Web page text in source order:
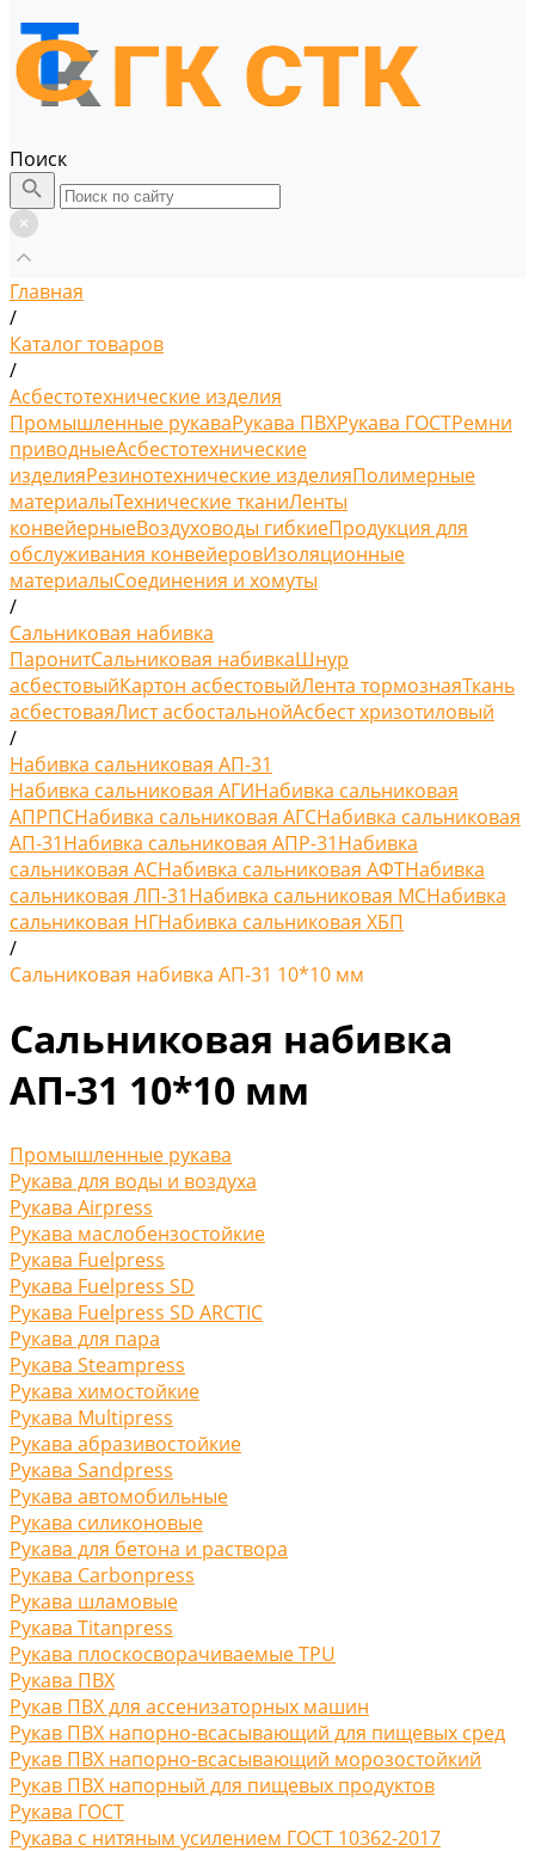
Поиск
Главная
/
Каталог товаров
/
Асбестотехнические изделия
Промышленные рукаваРукава ПВХРукава ГОСТРемни
приводныеАсбестотехнические
изделияРезинотехнические изделияПолимерные
материалыТехнические тканиЛенты
конвейерныеВоздуховоды гибкиеПродукция для
обслуживания конвейеровИзоляционные
материалыСоединения и хомуты
/
Сальниковая набивка
ПаронитСальниковая набивкаШнур
асбестовыйКартон асбестовыйЛента тормознаяТкань
асбестоваяЛист асбостальнойАсбест хризотиловый
/
Набивка сальниковая АП-31
Набивка сальниковая АГИНабивка сальниковая
АПРПСНабивка сальниковая АГСНабивка сальниковая
АП-31Набивка сальниковая АПР-31Набивка
сальниковая АСНабивка сальниковая АФТНабивка
сальниковая ЛП-31Набивка сальниковая МСНабивка
сальниковая НГНабивка сальниковая ХБП
/
Сальниковая набивка АП-31 10*10 мм
Сальниковая набивка
АП-31 10*10 мм
Промышленные рукава
Рукава для воды и воздуха
Рукава Airpress
Рукава маслобензостойкие
Рукава Fuelpress
Рукава Fuelpress SD
Рукава Fuelpress SD ARCTIC
Рукава для пара
Рукава Steampress
Рукава химостойкие
Рукава Multipress
Рукава абразивостойкие
Рукава Sandpress
Рукава автомобильные
Рукава силиконовые
Рукава для бетона и раствора
Рукава Carbonpress
Рукава шламовые
Рукава Titanpress
Рукава плоскосворачиваемые TPU
Рукава ПВХ
Рукав ПВХ для ассенизаторных машин
Рукав ПВХ напорно-всасывающий для пищевых сред
Рукав ПВХ напорно-всасывающий морозостойкий
Рукав ПВХ напорный для пищевых продуктов
Рукава ГОСТ
Рукава с нитяным усилением ГОСТ 10362-2017